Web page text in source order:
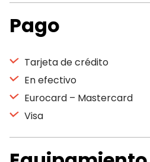
Pago
Tarjeta de crédito
En efectivo
Eurocard – Mastercard
Visa